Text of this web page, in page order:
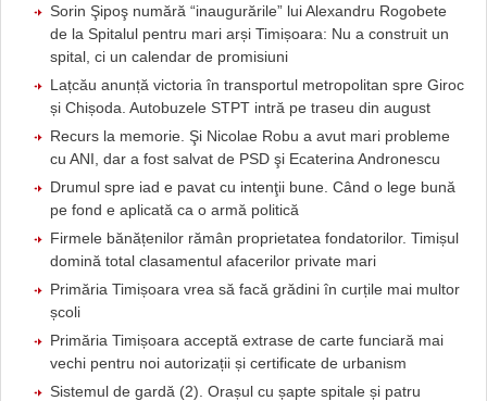
Sorin Şipoş numără “inaugurările” lui Alexandru Rogobete
de la Spitalul pentru mari arși Timișoara: Nu a construit un
spital, ci un calendar de promisiuni
Lațcău anunță victoria în transportul metropolitan spre Giroc
și Chișoda. Autobuzele STPT intră pe traseu din august
Recurs la memorie. Şi Nicolae Robu a avut mari probleme
cu ANI, dar a fost salvat de PSD şi Ecaterina Andronescu
Drumul spre iad e pavat cu intenţii bune. Când o lege bună
pe fond e aplicată ca o armă politică
Firmele bănățenilor rămân proprietatea fondatorilor. Timișul
domină total clasamentul afacerilor private mari
Primăria Timișoara vrea să facă grădini în curțile mai multor
școli
Primăria Timișoara acceptă extrase de carte funciară mai
vechi pentru noi autorizații și certificate de urbanism
Sistemul de gardă (2). Orașul cu șapte spitale și patru